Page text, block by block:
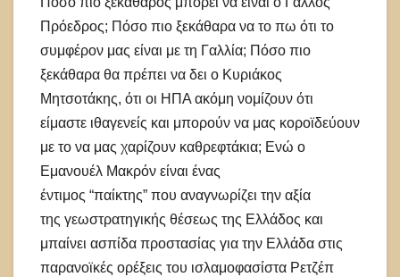
Πρόεδρος; Πόσο πιο ξεκάθαρα να το πω ότι το
συμφέρον μας είναι με τη Γαλλία; Πόσο πιο
ξεκάθαρα θα πρέπει να δει ο Κυριάκος
Μητσοτάκης, ότι οι ΗΠΑ ακόμη νομίζουν ότι
είμαστε ιθαγενείς και μπορούν να μας κοροϊδεύουν
με το να μας χαρίζουν καθρεφτάκια; Ενώ ο
Εμανουέλ Μακρόν είναι ένας
έντιμος “παίκτης” που αναγνωρίζει την αξία
της γεωστρατηγικής θέσεως της Ελλάδος και
μπαίνει ασπίδα προστασίας για την Ελλάδα στις
παρανοϊκές ορέξεις του ισλαμοφασίστα Ρετζέπ